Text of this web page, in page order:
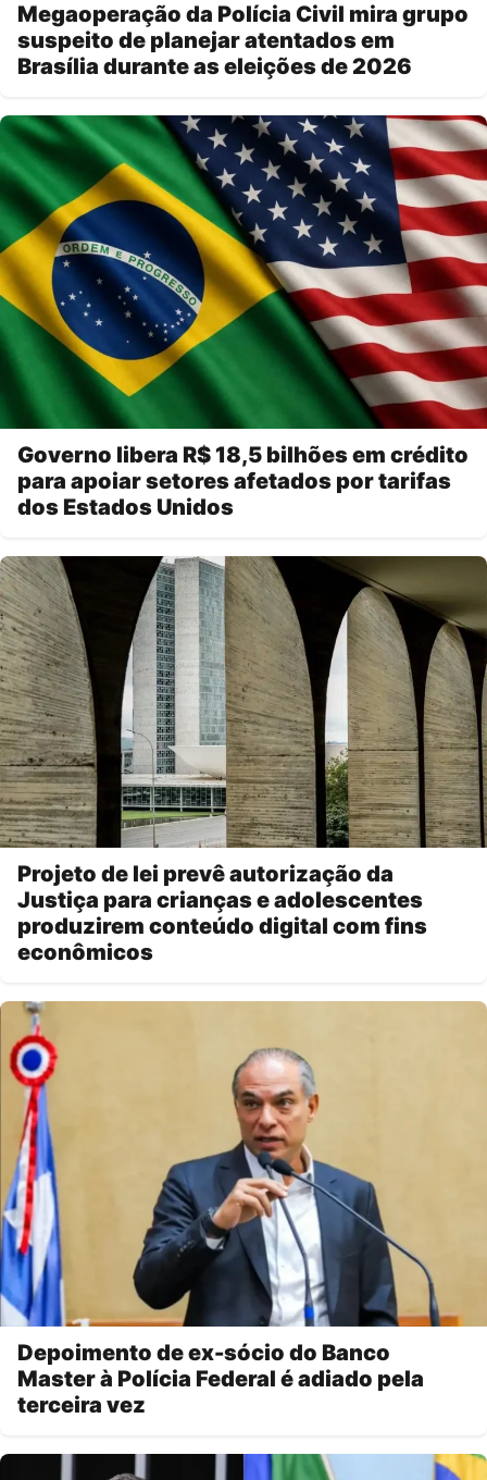
Megaoperação da Polícia Civil mira grupo
suspeito de planejar atentados em
Brasília durante as eleições de 2026
Governo libera R$ 18,5 bilhões em crédito
para apoiar setores afetados por tarifas
dos Estados Unidos
Projeto de lei prevê autorização da
Justiça para crianças e adolescentes
produzirem conteúdo digital com fins
econômicos
Depoimento de ex-sócio do Banco
Master à Polícia Federal é adiado pela
terceira vez